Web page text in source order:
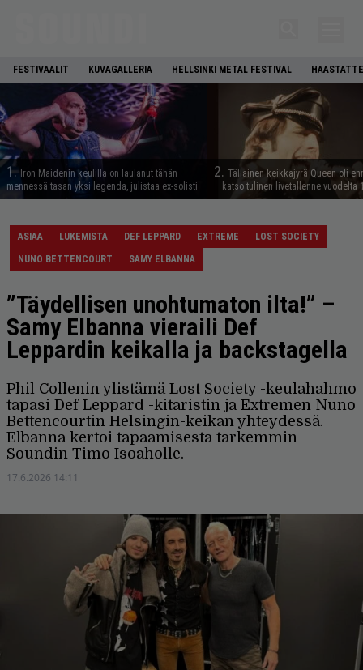
FESTIVAALIT KUVAGALLERIA HELLSINKI METAL FESTIVAL
1. Iron Maidenin keulilla on laulanut tähän
mennessä tasan yksi legenda, julistaa ex-solisti
2. Tällainen keikkajyrä Queen oli
– katso tulinen livetallenne vuodelta
ASIAA LUKEMISTA DEF LEPPARD EXTREME
LOST SOCIETY
NUNO BETTENCOURT
SAMY ELBANNA
”Täydellisen unohtumaton ilta!” –
Samy Elbanna vieraili Def
Leppardin keikalla ja backstagella
Phil Collenin ylistämä Lost Society -keulahahmo
tapasi Def Leppard -kitaristin ja Extremen Nuno
Bettencourtin Helsingin-keikan yhteydessä.
Elbanna kertoi tapaamisesta tarkemmin
Soundin Timo Isoaholle.
17.6.2026 14:11